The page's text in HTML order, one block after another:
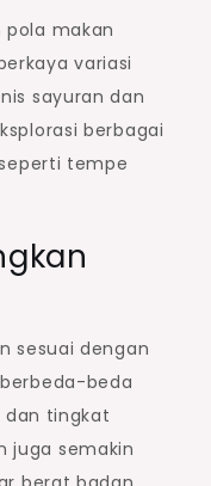
pola makan
variasi
sayuran dan
berbagai
tempe
sesuai dengan
beda
dan tingkat
juga semakin